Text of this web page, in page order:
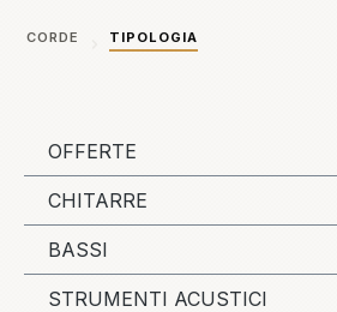
CORDE TIPOLOGIA
OFFERTE
CHITARRE
BASSI
STRUMENTI ACUSTICI